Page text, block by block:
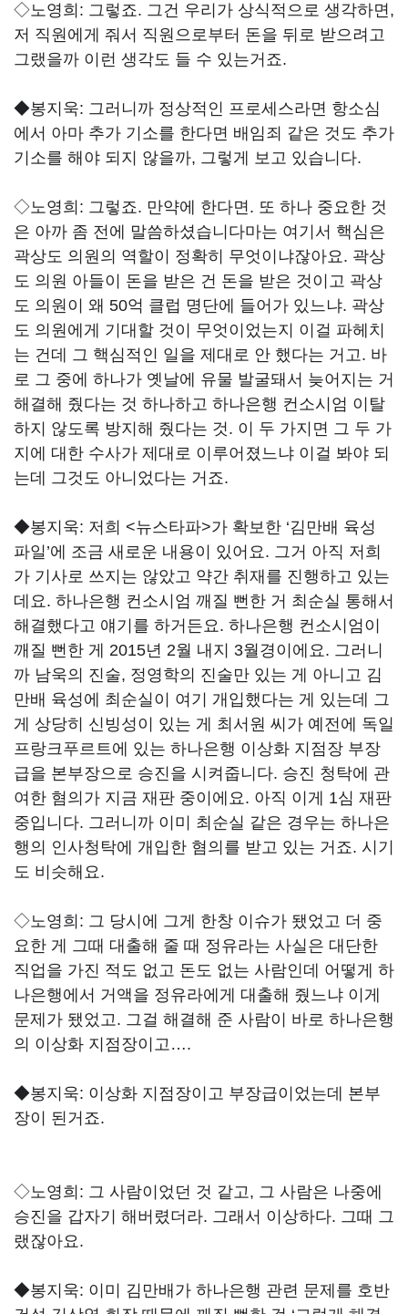
◇노영희: 그렇죠. 그건 우리가 상식적으로 생각하면,
저 직원에게 줘서 직원으로부터 돈을 뒤로 받으려고
그랬을까 이런 생각도 들 수 있는거죠.
◆봉지욱: 그러니까 정상적인 프로세스라면 항소심
에서 아마 추가 기소를 한다면 배임죄 같은 것도 추가
기소를 해야 되지 않을까, 그렇게 보고 있습니다.
◇노영희: 그렇죠. 만약에 한다면. 또 하나 중요한 것
은 아까 좀 전에 말씀하셨습니다마는 여기서 핵심은
곽상도 의원의 역할이 정확히 무엇이냐잖아요. 곽상
도 의원 아들이 돈을 받은 건 돈을 받은 것이고 곽상
도 의원이 왜 50억 클럽 명단에 들어가 있느냐. 곽상
도 의원에게 기대할 것이 무엇이었는지 이걸 파헤치
는 건데 그 핵심적인 일을 제대로 안 했다는 거고. 바
로 그 중에 하나가 옛날에 유물 발굴돼서 늦어지는 거
해결해 줬다는 것 하나하고 하나은행 컨소시엄 이탈
하지 않도록 방지해 줬다는 것. 이 두 가지면 그 두 가
지에 대한 수사가 제대로 이루어졌느냐 이걸 봐야 되
는데 그것도 아니었다는 거죠.
◆봉지욱: 저희 <뉴스타파>가 확보한 ‘김만배 육성
파일’에 조금 새로운 내용이 있어요. 그거 아직 저희
가 기사로 쓰지는 않았고 약간 취재를 진행하고 있는
데요. 하나은행 컨소시엄 깨질 뻔한 거 최순실 통해서
해결했다고 얘기를 하거든요. 하나은행 컨소시엄이
깨질 뻔한 게 2015년 2월 내지 3월경이에요. 그러니
까 남욱의 진술, 정영학의 진술만 있는 게 아니고 김
만배 육성에 최순실이 여기 개입했다는 게 있는데 그
게 상당히 신빙성이 있는 게 최서원 씨가 예전에 독일
프랑크푸르트에 있는 하나은행 이상화 지점장 부장
급을 본부장으로 승진을 시켜줍니다. 승진 청탁에 관
여한 혐의가 지금 재판 중이에요. 아직 이게 1심 재판
중입니다. 그러니까 이미 최순실 같은 경우는 하나은
행의 인사청탁에 개입한 혐의를 받고 있는 거죠. 시기
도 비슷해요.
◇노영희: 그 당시에 그게 한창 이슈가 됐었고 더 중
요한 게 그때 대출해 줄 때 정유라는 사실은 대단한
직업을 가진 적도 없고 돈도 없는 사람인데 어떻게 하
나은행에서 거액을 정유라에게 대출해 줬느냐 이게
문제가 됐었고. 그걸 해결해 준 사람이 바로 하나은행
의 이상화 지점장이고….
◆봉지욱: 이상화 지점장이고 부장급이었는데 본부
장이 된거죠.
◇노영희: 그 사람이었던 것 같고, 그 사람은 나중에
승진을 갑자기 해버렸더라. 그래서 이상하다. 그때 그
랬잖아요.
◆봉지욱: 이미 김만배가 하나은행 관련 문제를 호반